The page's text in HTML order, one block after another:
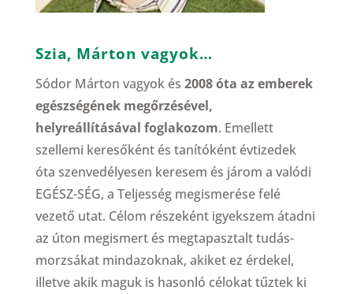
Szia, Márton vagyok…
Sódor Márton vagyok és 2008 óta az emberek
egészségének megőrzésével,
helyreállításával foglakozom. Emellett
szellemi keresőként és tanítóként évtizedek
óta szenvedélyesen keresem és járom a valódi
EGÉSZ-SÉG, a Teljesség megismerése felé
vezető utat. Célom részeként igyekszem átadni
az úton megismert és megtapasztalt tudás-
morzsákat mindazoknak, akiket ez érdekel,
illetve akik maguk is hasonló célokat tűztek ki